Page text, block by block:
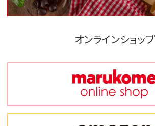
オンラインショップ